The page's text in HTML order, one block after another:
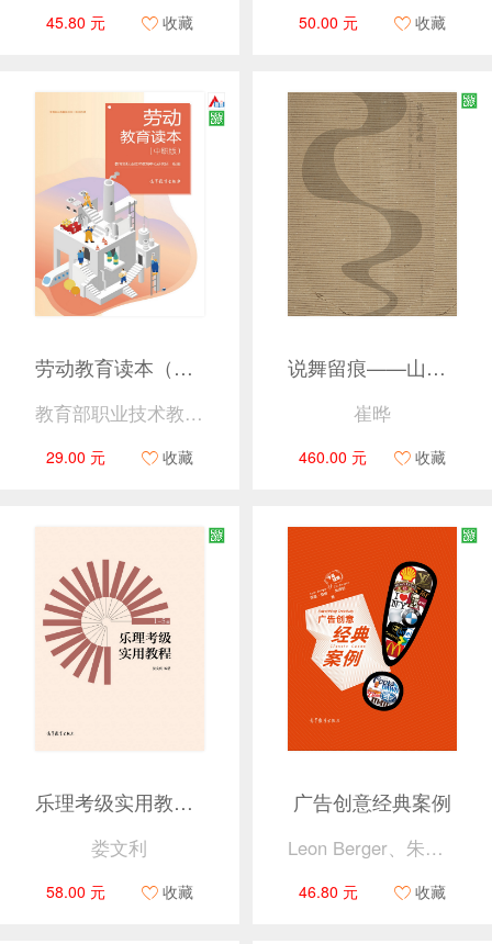
45.80 元 收藏 50.00 元 收藏
劳动教育读本（中职版）
教育部职业技术教育中心研究所
29.00 元 收藏
说舞留痕——山东“非遗”舞蹈口述史
崔晔
460.00 元 收藏
乐理考级实用教程（1-5级）
娄文利
58.00 元 收藏
广告创意经典案例
Leon Berger、朱增新
46.80 元 收藏